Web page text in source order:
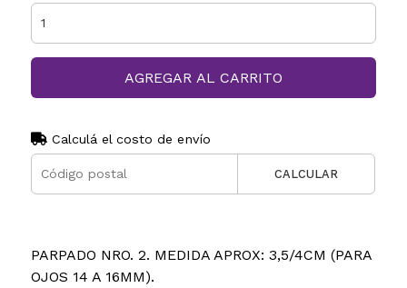
AGREGAR AL CARRITO
Calculá el costo de envío
CALCULAR
PARPADO NRO. 2. MEDIDA APROX: 3,5/4CM (PARA
OJOS 14 A 16MM).